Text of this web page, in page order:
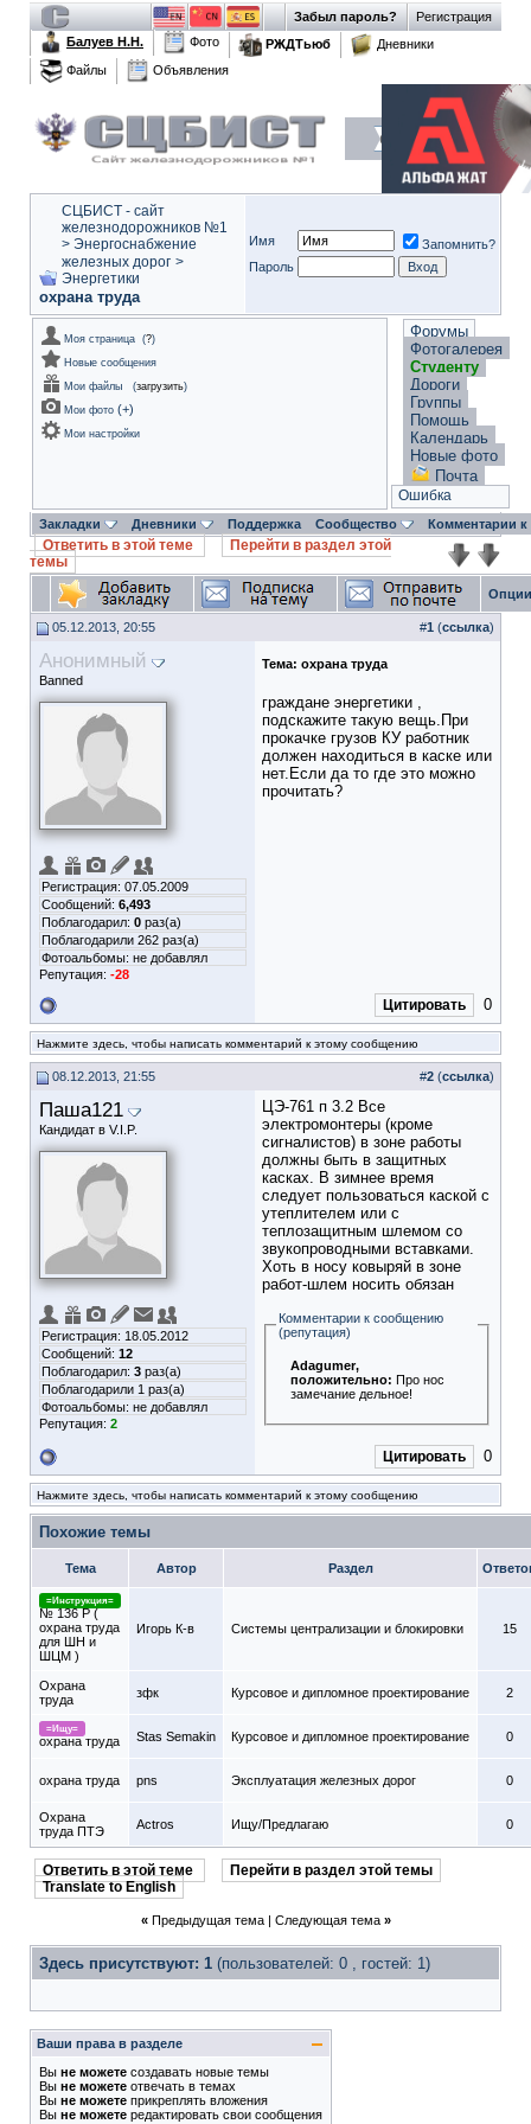
Регистрация
Забыл пароль?
Балуев Н.Н.
Фото РЖДТьюб
Дневники
Файлы
Объявления
СЦБИСТ - сайт
железнодорожников №1
> Энергоснабжение
железных дорог >
Энергетики
охрана труда
Имя
Запомнить?
Пароль
Моя страница (?)
Новые сообщения
Мои файлы
(загрузить)
Мои фото (+)
Мои настройки
Форумы
Фотогалерея
Студенту
Дороги
Группы
Помощь
Календарь
Новые фото
Почта
Ошибка
Закладки Дневники Поддержка Сообщество Комментарии
Ответить в этой теме
Перейти в раздел этой
темы
05.12.2013, 20:55 #1 (ссылка)
Анонимный
Banned
Регистрация: 07.05.2009
Сообщений: 6,493
Поблагодарил: 0 раз(а)
Поблагодарили 262 раз(а)
Фотоальбомы: не добавлял
Репутация: -28
Тема: охрана труда
граждане энергетики ,
подскажите такую вещь.При
прокачке грузов КУ работник
должен находиться в каске или
нет.Если да то где это можно
прочитать?
Цитировать 0
Нажмите здесь, чтобы написать комментарий к этому сообщению
08.12.2013, 21:55 #2 (ссылка)
Паша121
Кандидат в V.I.P.
Регистрация: 18.05.2012
Сообщений: 12
Поблагодарил: 3 раз(а)
Поблагодарили 1 раз(а)
Фотоальбомы: не добавлял
Репутация: 2
ЦЭ-761 п 3.2 Все
электромонтеры (кроме
сигналистов) в зоне работы
должны быть в защитных
касках. В зимнее время
следует пользоваться каской с
утеплителем или с
теплозащитным шлемом со
звукопроводными вставками.
Хоть в носу ковыряй в зоне
работ-шлем носить обязан
Комментарии к сообщению
(репутация)
Adagumer,
положительно:Про нос
замечание дельное!
Цитировать 0
Нажмите здесь, чтобы написать комментарий к этому сообщению
Похожие темы
Тема Автор Раздел
=Инструкция=
№ 136 Р (
охрана труда
для ШН и
ШЦМ )
Игорь К-в Системы централизации и блокировки 15
Охрана
труда
зфк Курсовое и дипломное проектирование 2
=Ищу=
охрана труда Stas Semakin Курсовое и дипломное проектирование 0
охрана труда pns Эксплуатация железных дорог 0
Охрана
труда ПТЭ
Actros Ищу/Предлагаю 0
Ответить в этой теме
Перейти в раздел этой темы
Translate to English
« Предыдущая тема| Следующая тема »
Здесь присутствуют: 1 (пользователей: 0 , гостей: 1)
Ваши права в разделе
Вы не можете создавать новые темы
Вы не можете отвечать в темах
Вы не можете прикреплять вложения
Вы не можете редактировать свои сообщения